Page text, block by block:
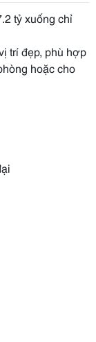
tỷ xuống chỉ
trí đẹp, phù hợp
hoặc cho